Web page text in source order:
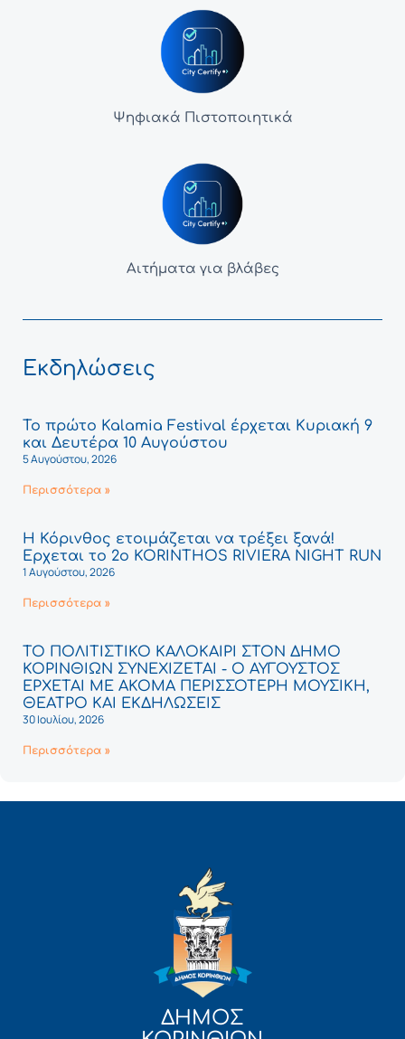
Ψηφιακά Πιστοποιητικά
Αιτήματα για βλάβες
Εκδηλώσεις
Το πρώτο Kalamia Festival έρχεται Κυριακή 9
και Δευτέρα 10 Αυγούστου
5 Αυγούστου, 2026
Περισσότερα »
Η Κόρινθος ετοιμάζεται να τρέξει ξανά!
Έρχεται το 2ο KORINTHOS RIVIERA NIGHT RUN
1 Αυγούστου, 2026
Περισσότερα »
ΤΟ ΠΟΛΙΤΙΣΤΙΚΟ ΚΑΛΟΚΑΙΡΙ ΣΤΟΝ ΔΗΜΟ
ΚΟΡΙΝΘΙΩΝ ΣΥΝΕΧΙΖΕΤΑΙ - Ο ΑΥΓΟΥΣΤΟΣ
ΕΡΧΕΤΑΙ ΜΕ ΑΚΟΜΑ ΠΕΡΙΣΣΟΤΕΡΗ ΜΟΥΣΙΚΗ,
ΘΕΑΤΡΟ ΚΑΙ ΕΚΔΗΛΩΣΕΙΣ
30 Ιουλίου, 2026
Περισσότερα »
ΔΗΜΟΣ